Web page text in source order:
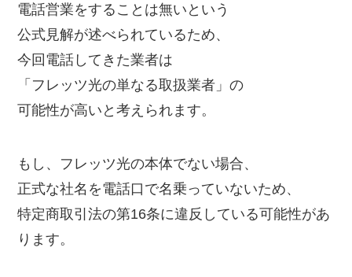
電話営業をすることは無いという
公式見解が述べられているため、
今回電話してきた業者は
「フレッツ光の単なる取扱業者」の
可能性が高いと考えられます。
もし、フレッツ光の本体でない場合、
正式な社名を電話口で名乗っていないため、
特定商取引法の第16条に違反している可能性があ
ります。